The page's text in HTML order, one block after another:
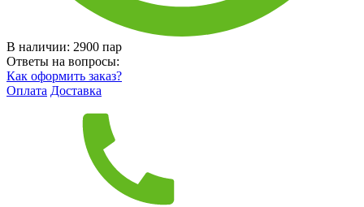
В наличии: 2900 пар
Ответы на вопросы:
Как оформить заказ?
Оплата Доставка